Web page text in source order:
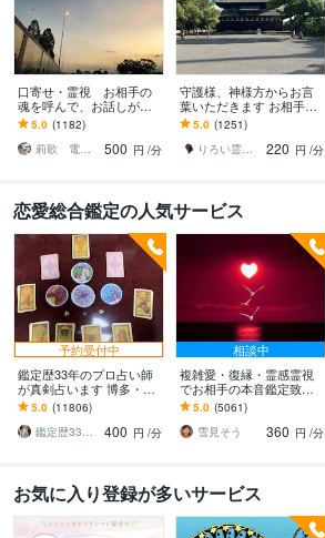
口寄せ・霊視 お相手の
魂を呼んで、お話しが出
来ます 。秘密の恋愛・復
縁・片思い・亡くなった
方・ペットと話せます。
5.0 (1182)
莉歌 電話占い 女性限定
500 円 /分
守護様、神様方からお言
葉いただきます お相手様
の気持ちやご自身のお悩
みについて霊視鑑定しま
す。
5.0 (1251)
りろい霊視鑑定
220 円 /分
恋愛総合鑑定の人気サービス
予約受付中
鑑定歴33年のプロ占い師
が真剣占います 博多・廓
屋の純血統占い祈願師
雷鳥
5.0 (11806)
鑑定歴33年のプロ占い師 雷鳥
400 円 /分
相談中
複雑愛・復縁・霊感霊視
でお相手の本音鑑定致し
ます 降りて来た言葉をそ
のままお伝えします。
5.0 (5061)
雪見そう
360 円 /分
お気に入り登録が多いサービス